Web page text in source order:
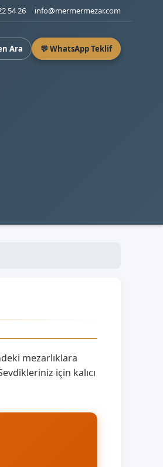
54 26 info@mermermezar.com
Ara 💬 WhatsApp Teklif
mezarlıklara
için kalıcı